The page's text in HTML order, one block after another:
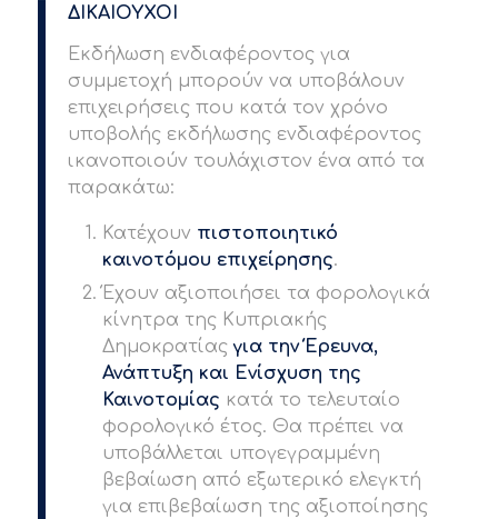
ΔΙΚΑΙΟΥΧΟΙ
Εκδήλωση ενδιαφέροντος για
συμμετοχή μπορούν να υποβάλουν
επιχειρήσεις που κατά τον χρόνο
υποβολής εκδήλωσης ενδιαφέροντος
ικανοποιούν τουλάχιστον ένα από τα
παρακάτω:
Κατέχουν πιστοποιητικό
καινοτόμου επιχείρησης.
Έχουν αξιοποιήσει τα φορολογικά
κίνητρα της Κυπριακής
Δημοκρατίαςγια την Έρευνα,
Ανάπτυξη και Ενίσχυση της
Καινοτομίας κατά το τελευταίο
φορολογικό έτος. Θα πρέπει να
υποβάλλεται υπογεγραμμένη
βεβαίωση από εξωτερικό ελεγκτή
για επιβεβαίωση της αξιοποίησης